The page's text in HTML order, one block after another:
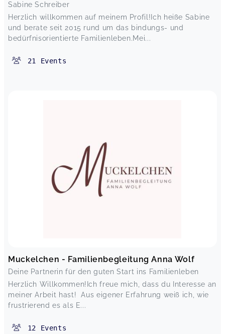
Sabine Schreiber
Herzlich willkommen auf meinem Profil!Ich heiße Sabine
und berate seit 2015 rund um das bindungs- und
bedürfnisorientierte Familienleben.Mei...
21 Events
Muckelchen - Familienbegleitung Anna Wolf
Deine Partnerin für den guten Start ins Familienleben
Herzlich Willkommen!Ich freue mich, dass du Interesse an
meiner Arbeit hast! Aus eigener Erfahrung weiß ich, wie
frustrierend es als E...
12 Events